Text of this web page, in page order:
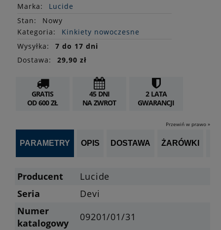
Marka:
Lucide
Stan:
Nowy
Kategoria:
Kinkiety nowoczesne
Wysyłka:
7 do 17 dni
Dostawa:
29,90 zł
GRATIS
OD 600 ZŁ
45 DNI
NA ZWROT
2 LATA
GWARANCJI
Przewiń w prawo »
PARAMETRY OPIS DOSTAWA ŻARÓWKI
Producent
Lucide
Seria
Devi
Numer
katalogowy
09201/01/31